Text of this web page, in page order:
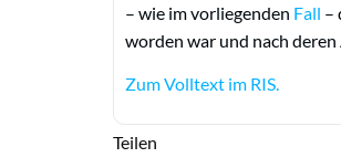
– wie im vorliegenden Fall –
worden war und nach deren
Zum Volltext im RIS.
Teilen